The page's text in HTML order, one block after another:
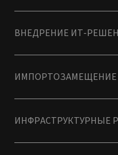
ВНЕДРЕНИЕ ИТ-
ИМПОРТОЗАМЕЩЕНИЕ
ИНФРАСТРУКТУРНЫЕ